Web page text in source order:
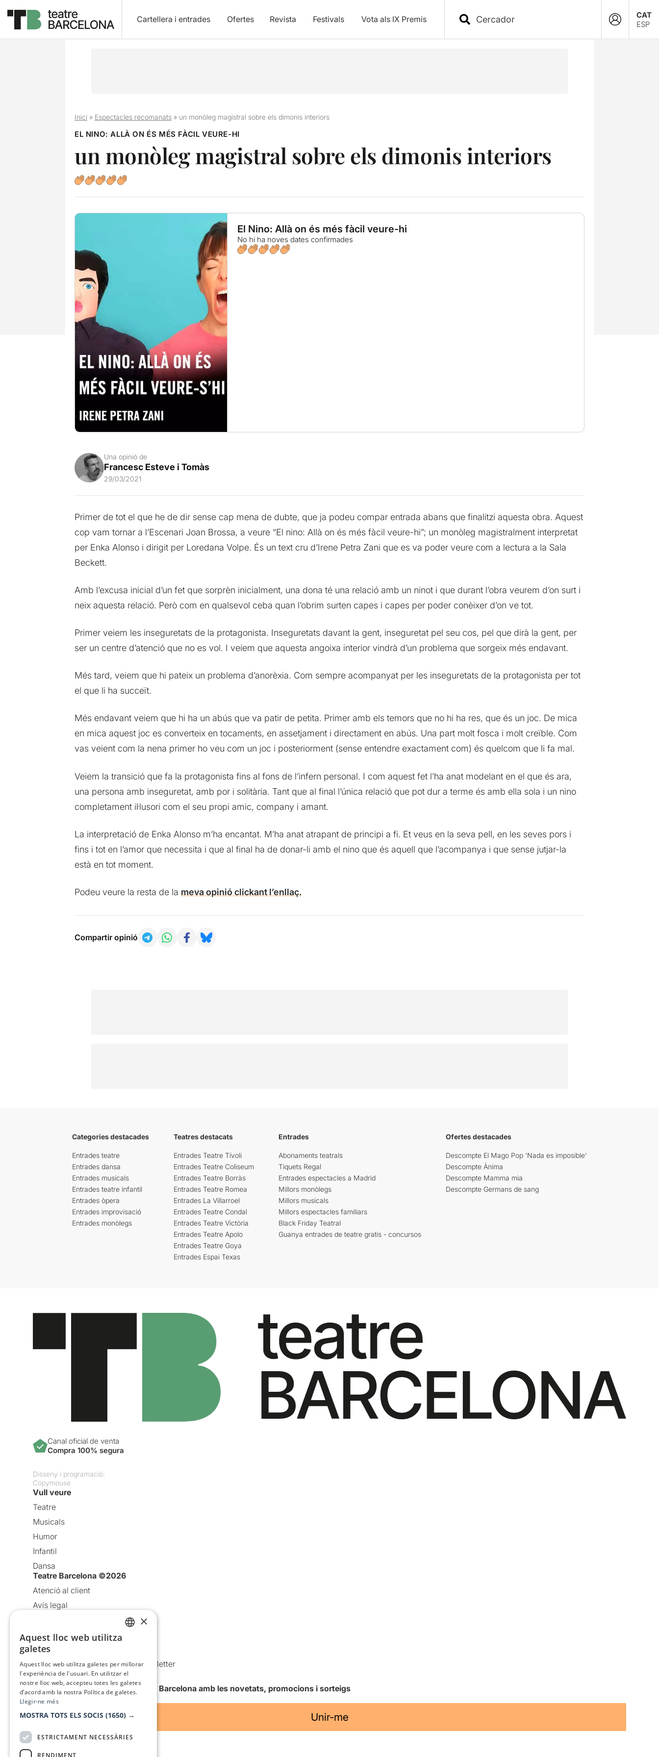
Cartellera i entrades Ofertes Revista Festivals Vota als IX Premis
CAT
ESP
Inici» Espectacles recomanats» un monòleg magistral sobre els dimonis interiors
EL NINO: ALLÀ ON ÉS MÉS FÀCIL VEURE-HI
un monòleg magistral sobre els dimonis interiors
El Nino: Allà on és més fàcil veure-hi
No hi ha noves dates confirmades
Una opinió de
Francesc Esteve i Tomàs
29/03/2021
Primer de tot el que he de dir sense cap mena de dubte, que ja podeu compar entrada abans que finalitzi aquesta obra. Aquest
cop vam tornar a l’Escenari Joan Brossa, a veure “El nino: Allà on és més fàcil veure-hi”; un monòleg magistralment interpretat
per Enka Alonso i dirigit per Loredana Volpe. És un text cru d’Irene Petra Zani que es va poder veure com a lectura a la Sala
Beckett.
Amb l’excusa inicial d’un fet que sorprèn inicialment, una dona té una relació amb un ninot i que durant l’obra veurem d’on surt i
neix aquesta relació. Però com en qualsevol ceba quan l’obrim surten capes i capes per poder conèixer d’on ve tot.
Primer veiem les inseguretats de la protagonista. Inseguretats davant la gent, inseguretat pel seu cos, pel que dirà la gent, per
ser un centre d’atenció que no es vol. I veiem que aquesta angoixa interior vindrà d’un problema que sorgeix més endavant.
Més tard, veiem que hi pateix un problema d’anorèxia. Com sempre acompanyat per les inseguretats de la protagonista per tot
el que li ha succeït.
Més endavant veiem que hi ha un abús que va patir de petita. Primer amb els temors que no hi ha res, que és un joc. De mica
en mica aquest joc es converteix en tocaments, en assetjament i directament en abús. Una part molt fosca i molt creïble. Com
vas veient com la nena primer ho veu com un joc i posteriorment (sense entendre exactament com) és quelcom que li fa mal.
Veiem la transició que fa la protagonista fins al fons de l’infern personal. I com aquest fet l’ha anat modelant en el que és ara,
una persona amb inseguretat, amb por i solitària. Tant que al final l’única relació que pot dur a terme és amb ella sola i un nino
completament il·lusori com el seu propi amic, company i amant.
La interpretació de Enka Alonso m’ha encantat. M’ha anat atrapant de principi a fi. Et veus en la seva pell, en les seves pors i
fins i tot en l’amor que necessita i que al final ha de donar-li amb el nino que és aquell que l’acompanya i que sense jutjar-la
està en tot moment.
Podeu veure la resta de la meva opinió clickant l’enllaç.
Compartir opinió
Categories destacades
Entrades teatre
Entrades dansa
Entrades musicals
Entrades teatre infantil
Entrades òpera
Entrades improvisació
Entrades monòlegs
Teatres destacats
Entrades Teatre Tívoli
Entrades Teatre Coliseum
Entrades Teatre Borràs
Entrades Teatre Romea
Entrades La Villarroel
Entrades Teatre Condal
Entrades Teatre Victòria
Entrades Teatre Apolo
Entrades Teatre Goya
Entrades Espai Texas
Entrades
Abonaments teatrals
Tiquets Regal
Entrades espectacles a Madrid
Millors monòlegs
Millors musicals
Millors espectacles familiars
Black Friday Teatral
Guanya entrades de teatre gratis - concursos
Ofertes destacades
Descompte El Mago Pop 'Nada es imposible'
Descompte Ànima
Descompte Mamma mia
Descompte Germans de sang
Canal oficial de venta
Compra 100% segura
Disseny i programació:
Copymouse
Vull veure
Teatre
Musicals
Humor
Infantil
Dansa
Teatre Barcelona ©2026
Atenció al client
Avís legal
Política de cookies
Condicions d’ús
Comunicacions comercials i Newsletter
Anuncia’t
Vull rebre la newsletter de Teatre Barcelona amb les novetats, promocions i sorteigs
Unir-me
×
Aquest lloc web utilitza
galetes
Aquest lloc web utilitza galetes per millorar
l'experiència de l'usuari. En utilitzar el
nostre lloc web, accepteu totes les galetes
d’acord amb la nostra Política de galetes.
Llegir-ne més
MOSTRA TOTS ELS SOCIS (1650) →
ESTRICTAMENT NECESSÀRIES
RENDIMENT